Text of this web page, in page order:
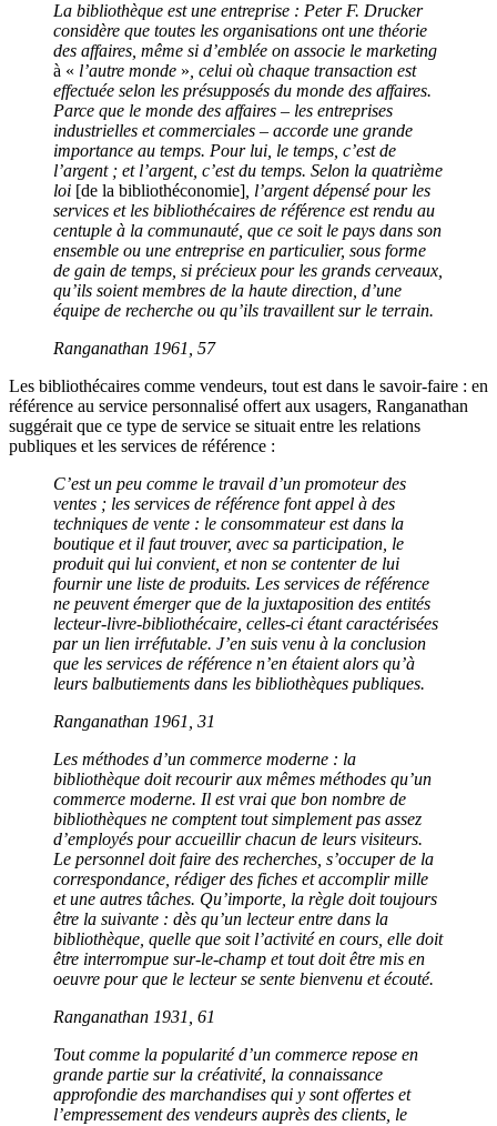
La bibliothèque est une entreprise : Peter F. Drucker
considère que toutes les organisations ont une théorie
des affaires, même si d’emblée on associe le marketing
à « l’autre monde » , celui où chaque transaction est
effectuée selon les présupposés du monde des affaires.
Parce que le monde des affaires – les entreprises
industrielles et commerciales – accorde une grande
importance au temps. Pour lui, le temps, c’est de
l’argent ; et l’argent, c’est du temps. Selon la quatrième
loi [de la bibliothéconomie] , l’argent dépensé pour les
services et les bibliothécaires de référence est rendu au
centuple à la communauté, que ce soit le pays dans son
ensemble ou une entreprise en particulier, sous forme
de gain de temps, si précieux pour les grands cerveaux,
qu’ils soient membres de la haute direction, d’une
équipe de recherche ou qu’ils travaillent sur le terrain.
Ranganathan 1961, 57
Les bibliothécaires comme vendeurs, tout est dans le savoir-faire : en
référence au service personnalisé offert aux usagers, Ranganathan
suggérait que ce type de service se situait entre les relations
publiques et les services de référence :
C’est un peu comme le travail d’un promoteur des
ventes ; les services de référence font appel à des
techniques de vente : le consommateur est dans la
boutique et il faut trouver, avec sa participation, le
produit qui lui convient, et non se contenter de lui
fournir une liste de produits. Les services de référence
ne peuvent émerger que de la juxtaposition des entités
lecteur-livre-bibliothécaire, celles-ci étant caractérisées
par un lien irréfutable. J’en suis venu à la conclusion
que les services de référence n’en étaientalors qu’à
leurs balbutiements dans les bibliothèques publiques.
Ranganathan 1961, 31
Les méthodes d’un commerce moderne : la
bibliothèque doit recourir aux mêmes méthodes qu’un
commerce moderne. Il est vrai que bon nombre de
bibliothèques ne comptent tout simplement pas assez
d’employés pour accueillir chacun de leurs visiteurs.
Le personnel doit faire des recherches, s’occuper de la
correspondance, rédiger des fiches etaccomplir mille
et une autres tâches. Qu’importe, la règle doit toujours
être la suivante : dès qu’un lecteur entre dans la
bibliothèque, quelle que soit l’activité en cours, elle doit
être interrompue sur-le-champ et tout doit être mis en
oeuvre pour que le lecteur se sente bienvenu etécouté.
Ranganathan 1931, 61
Tout comme la popularité d’un commerce repose en
grande partie sur la créativité, la connaissance
approfondie des marchandises qui y sont offertes et
l’empressement des vendeurs auprès des clients, le